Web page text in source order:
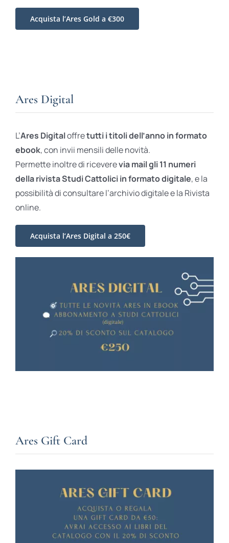
Acquista l’Ares Gold a €300
Ares Digital
L’Ares Digitaloffretutti i titoli dell’anno in formato
ebook, con invii mensili delle novità.
Permette inoltre di riceverevia mail gli 11 numeri
della rivista Studi Cattolici in formato digitale, e la
possibilità di consultare l’archivio digitale e la Rivista
online.
Acquista l’Ares Digital a 250€
Ares Gift Card